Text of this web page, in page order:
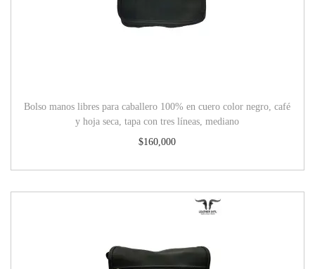
Bolso manos libres para caballero 100% en cuero color negro, café
y hoja seca, tapa con tres líneas, mediano
$160,000